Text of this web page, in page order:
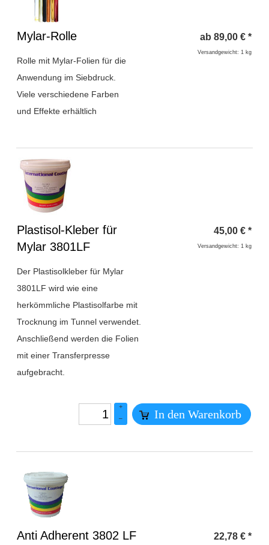
Überschrift
Mylar-Rolle
Rolle mit Mylar-Folien für die
Anwendung im Siebdruck.
Viele verschiedene Farben
und Effekte erhältlich
ab 89,00 € *
Versandgewicht: 1 kg
Überschrift
1
Plastisol-Kleber für
Mylar 3801LF
Der Plastisolkleber für Mylar
3801LF wird wie eine
herkömmliche Plastisolfarbe mit
Trocknung im Tunnel verwendet.
Anschließend werden die Folien
mit einer Transferpresse
aufgebracht.
45,00 € *
Versandgewicht: 1 kg
+
–
In den Warenkorb
Überschrift
Anti Adherent 3802 LF
22,78 € *